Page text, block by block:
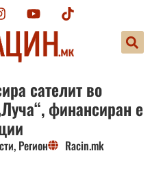
сателит во
финансиран е
, Регион Racin.mk